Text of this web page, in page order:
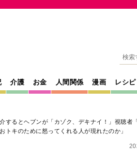
介護 お金 人間関係 漫画 レシピ
するとヘブンが「カゾク、デキナイ！」視聴者
キのために怒ってくれる人が現れたのか」